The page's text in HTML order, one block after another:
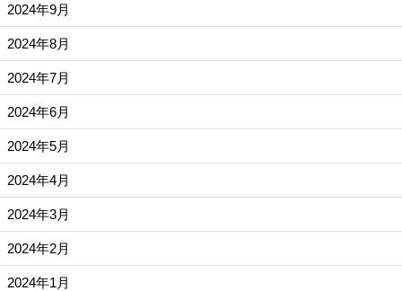
2024年9月
2024年8月
2024年7月
2024年6月
2024年5月
2024年4月
2024年3月
2024年2月
2024年1月